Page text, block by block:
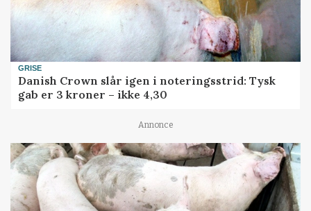
GRISE
Danish Crown slår igen i noteringsstrid: Tysk
gab er 3 kroner – ikke 4,30
Annonce